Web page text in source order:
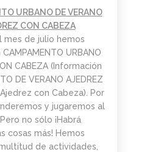
JUNIO
LAS
EDADES
Y
NIVELES
–
AJEDREZ
CON
CABEZA
23 DE
MAYO
ABSTRACCIÓN
GEOMÉTRICA:
PIET
MONDRIAN (Y
VISITA AL
MONASTERIO
DEL PAULAR)
27
ABRIL
2026
CAMPAMENTO
DE VERANO
AJEDREZ CON
CABEZA 2026
16
MARZO
2026
EL DESAFÍO
PSICOLÓGICO
DE JUGAR
CON
DIFERENCIA
DE ELO –
LUNES 16 DE
MARZO.
20.15H
URBANO DE VERANO
CON CABEZA
mes de julio hemos
URBANO
CABEZA (Información
DE VERANO AJEDREZ
Ajedrez con Cabeza). Por
y jugaremos al
no sólo ¡Habrá
cosas más! Hemos
de actividades,